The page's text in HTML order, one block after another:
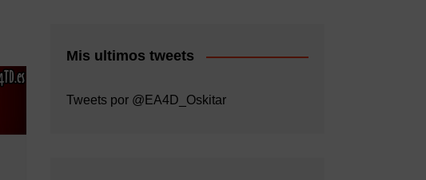
Mis ultimos tweets
Tweets por @EA4D_Oskitar